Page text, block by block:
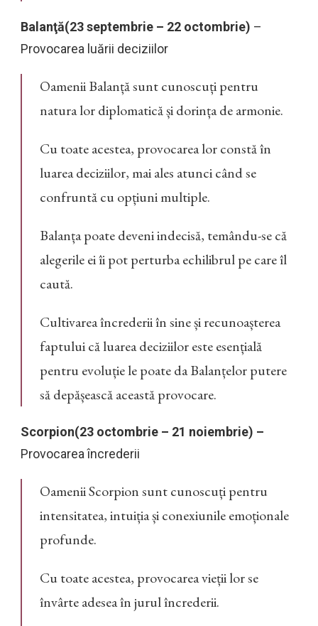
Balanţă(23 septembrie – 22 octombrie) –
Provocarea luării deciziilor
Oamenii Balanță sunt cunoscuți pentru
natura lor diplomatică și dorința de armonie.
Cu toate acestea, provocarea lor constă în
luarea deciziilor, mai ales atunci când se
confruntă cu opțiuni multiple.
Balanța poate deveni indecisă, temându-se că
alegerile ei îi pot perturba echilibrul pe care îl
caută.
Cultivarea încrederii în sine și recunoașterea
faptului că luarea deciziilor este esențială
pentru evoluție le poate da Balanțelor putere
să depășească această provocare.
Scorpion(23 octombrie – 21 noiembrie) –
Provocarea încrederii
Oamenii Scorpion sunt cunoscuți pentru
intensitatea, intuiția și conexiunile emoționale
profunde.
Cu toate acestea, provocarea vieții lor se
învârte adesea în jurul încrederii.